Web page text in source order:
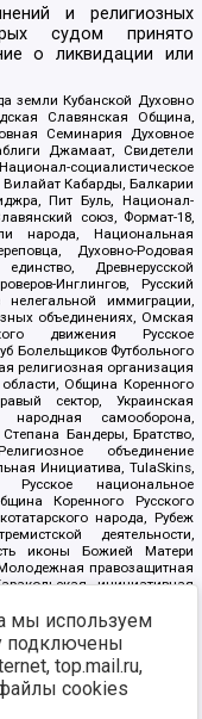
и религиозных
судом принято
о ликвидации или
земли Кубанской Духовно
Славянская Община,
Семинария Духовное
Джамаат, Свидетели
социалистическое
Кабарды, Балкарии
Пит Буль, Национал-
союз, Формат-18,
народа, Национальная
Духовно-Родовая
Древнерусской
Инглингов, Русский
иммиграции,
объединениях, Омская
движения Русское
Болельщиков Футбольного
религиозная организация
Община Коренного
сектор, Украинская
самооборона,
Бандеры, Братство,
объединение
Инициатива, TulaSkins,
Русское национальное
Коренного Русского
народа, Рубеж
деятельности,
иконы Божией Матери
правозащитная
инициативная
республика Русь,
и свобода, W.H.С., Фалунь
клуб-Новокузнецк/РПК,
Фонд защиты прав
Прикубанского округа г.
мы используем
подключены
top.mail.ru,
cookies